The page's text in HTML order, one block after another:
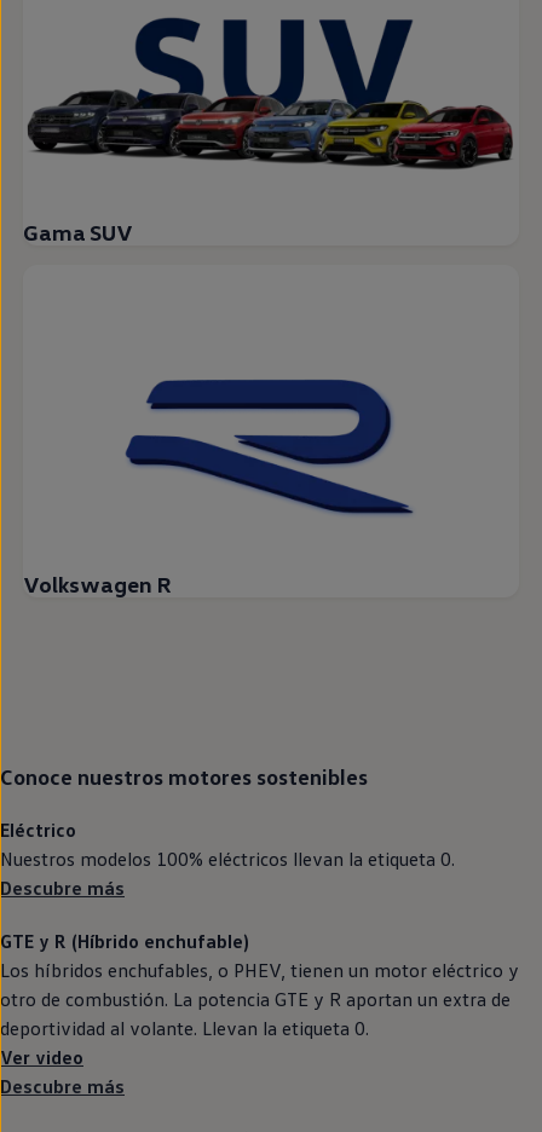
Gama SUV
Volkswagen R
Conoce nuestros motores sostenibles
Eléctrico
Nuestros modelos 100% eléctricos llevan la etiqueta 0.
Descubre más
GTE y R (Híbrido enchufable)
Los híbridos enchufables, o PHEV, tienen un motor eléctrico y
otro de combustión. La potencia GTE y R aportan un extra de
deportividad al volante. Llevan la etiqueta 0.
Ver video
Descubre más